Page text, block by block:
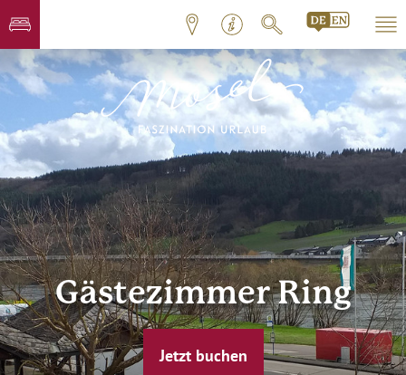
Gästezimmer Ring
Jetzt buchen